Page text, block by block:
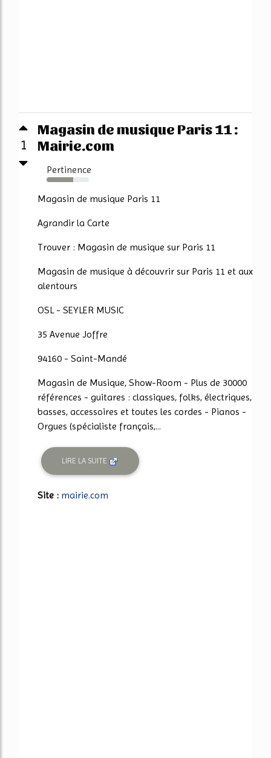
1
Magasin de musique Paris 11 :
Mairie.com
Pertinence
63%
Magasin de musique Paris 11
Agrandir la Carte
Trouver : Magasin de musique sur Paris 11
Magasin de musique à découvrir sur Paris 11 et aux
alentours
OSL - SEYLER MUSIC
35 Avenue Joffre
94160 - Saint-Mandé
Magasin de Musique, Show-Room - Plus de 30000
références - guitares : classiques, folks, électriques,
basses, accessoires et toutes les cordes - Pianos -
Orgues (spécialiste français,...
LIRE LA SUITE
Site : mairie.com